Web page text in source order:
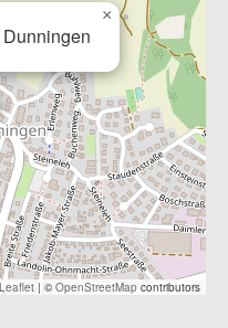
×
| © OpenStreetMap contributors